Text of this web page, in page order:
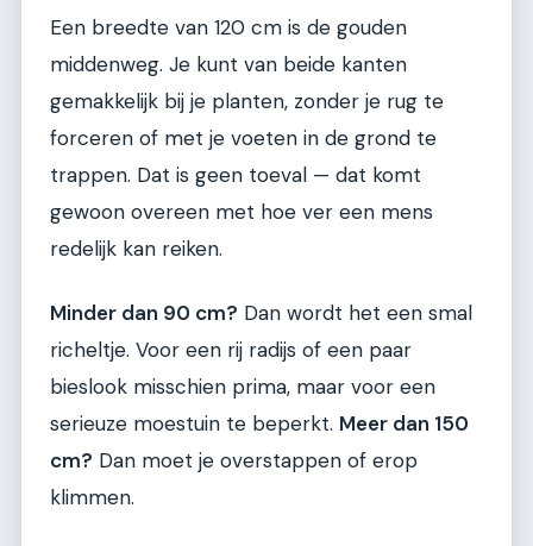
Een breedte van 120 cm is de gouden
middenweg. Je kunt van beide kanten
gemakkelijk bij je planten, zonder je rug te
forceren of met je voeten in de grond te
trappen. Dat is geen toeval — dat komt
gewoon overeen met hoe ver een mens
redelijk kan reiken.
Minder dan 90 cm? Dan wordt het een smal
richeltje. Voor een rij radijs of een paar
bieslook misschien prima, maar voor een
serieuze moestuin te beperkt. Meer dan 150
cm? Dan moet je overstappen of erop
klimmen.